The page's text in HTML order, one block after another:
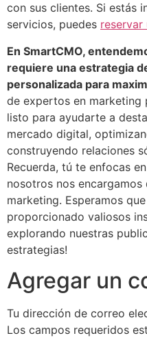
con sus clientes. Si estás
servicios, puedes reservar
En SmartCMO,
requiere una estrategia
personalizada para
de expertos en marketing
listo para ayudarte a
mercado digital,
construyendo relaciones
Recuerda, tú te enfocas
nosotros nos
marketing. Esperamos
proporcionado valiosos
explorando nuestras
estrategias!
Agregar un
Tu dirección de correo
Los campos requeridos